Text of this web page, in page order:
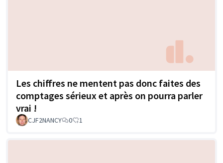
Les chiffres ne mentent pas donc faites des
comptages sérieux et après on pourra parler
vrai !
CJF2NANCY 0 1